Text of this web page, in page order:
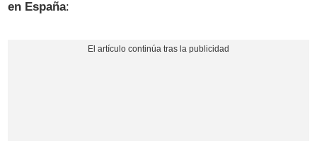
en España: